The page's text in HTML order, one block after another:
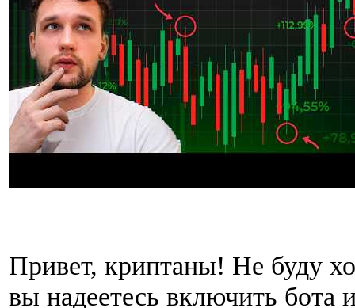
Привет, криптаны! Не буду
вы надеетесь включить бота